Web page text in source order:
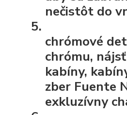
nečistôt do
chrómové
chrómu,
kabíny,
zber Fuente
exkluzívny